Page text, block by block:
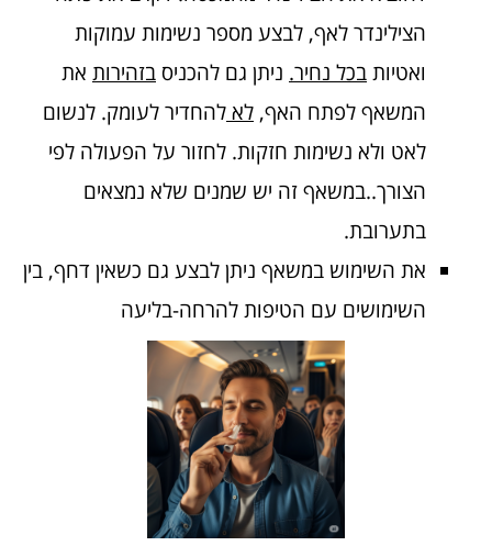
הצילינדר לאף, לבצע מספר נשימות עמוקות
ואטיותבכל נחיר. ניתן גם להכניסבזהירות את
המשאף לפתח האף, לאלהחדיר לעומק. לנשום
לאט ולא נשימות חזקות. לחזור על הפעולה לפי
הצורך..במשאף זה יש שמנים שלא נמצאים
בתערובת.
את השימוש במשאף ניתן לבצע גם כשאין דחף, בין
השימושים עם הטיפות להרחה-בליעה